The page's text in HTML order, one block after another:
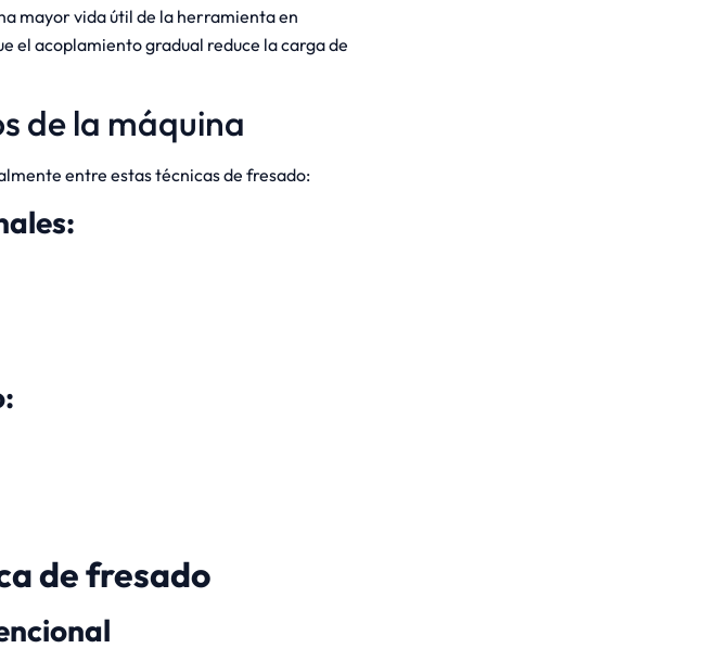
mayor vida útil de la herramienta en
el acoplamiento gradual reduce la carga de
de la máquina
entre estas técnicas de fresado:
de fresado